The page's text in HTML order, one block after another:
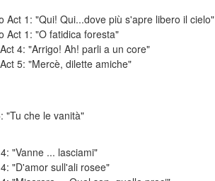
Act 1: "Qui! Qui...dove più s'apre libero il cielo"
Act 1: "O fatidica foresta"
4: "Arrigo! Ah! parli a un core"
5: "Mercè, dilette amiche"
"Tu che le vanità"
"Vanne ... lasciami"
"D'amor sull'ali rosee"